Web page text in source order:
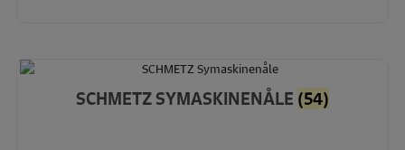
SCHMETZ SYMASKINENÅLE (54)